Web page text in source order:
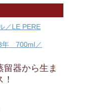
／LE PERE
年 700ml／
器から生ま